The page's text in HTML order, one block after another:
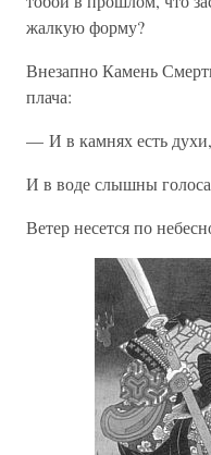
жалкую форму?
Внезапно Камень
плача:
— И в камнях есть духи,
И в воде слышны
Ветер несется по